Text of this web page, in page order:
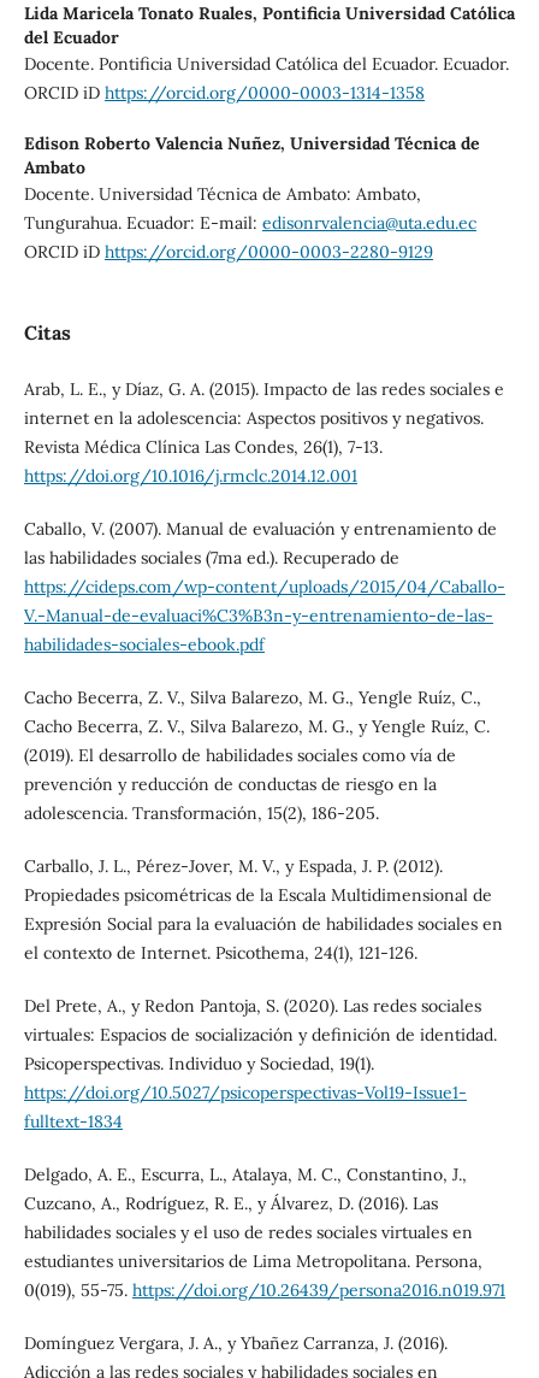
Lida Maricela Tonato Ruales, Pontificia Universidad Católica
del Ecuador
Docente. Pontificia Universidad Católica del Ecuador. Ecuador.
ORCID iD https://orcid.org/0000-0003-1314-1358
Edison Roberto Valencia Nuñez, Universidad Técnica de
Ambato
Docente. Universidad Técnica de Ambato: Ambato,
Tungurahua. Ecuador: E-mail: edisonrvalencia@uta.edu.ec
ORCID iD https://orcid.org/0000-0003-2280-9129
Citas
Arab, L. E., y Díaz, G. A. (2015). Impacto de las redes sociales e
internet en la adolescencia: Aspectos positivos y negativos.
Revista Médica Clínica Las Condes, 26(1), 7-13.
https://doi.org/10.1016/j.rmclc.2014.12.001
Caballo, V. (2007). Manual de evaluación y entrenamiento de
las habilidades sociales (7ma ed.). Recuperado de
https://cideps.com/wp-content/uploads/2015/04/Caballo-
V.-Manual-de-evaluaci%C3%B3n-y-entrenamiento-de-las-
habilidades-sociales-ebook.pdf
Cacho Becerra, Z. V., Silva Balarezo, M. G., Yengle Ruíz, C.,
Cacho Becerra, Z. V., Silva Balarezo, M. G., y Yengle Ruíz, C.
(2019). El desarrollo de habilidades sociales como vía de
prevención y reducción de conductas de riesgo en la
adolescencia. Transformación, 15(2), 186-205.
Carballo, J. L., Pérez-Jover, M. V., y Espada, J. P. (2012).
Propiedades psicométricas de la Escala Multidimensional de
Expresión Social para la evaluación de habilidades sociales en
el contexto de Internet. Psicothema, 24(1), 121-126.
Del Prete, A., y Redon Pantoja, S. (2020). Las redes sociales
virtuales: Espacios de socialización y definición de identidad.
Psicoperspectivas. Individuo y Sociedad, 19(1).
https://doi.org/10.5027/psicoperspectivas-Vol19-Issue1-
fulltext-1834
Delgado, A. E., Escurra, L., Atalaya, M. C., Constantino, J.,
Cuzcano, A., Rodríguez, R. E., y Álvarez, D. (2016). Las
habilidades sociales y el uso de redes sociales virtuales en
estudiantes universitarios de Lima Metropolitana. Persona,
0(019), 55-75. https://doi.org/10.26439/persona2016.n019.971
Domínguez Vergara, J. A., y Ybañez Carranza, J. (2016).
Adicción a las redes sociales y habilidades sociales en